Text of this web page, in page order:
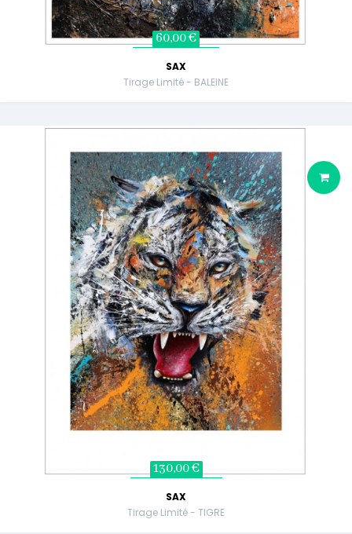
60,00 €
SAX
Tirage Limité - BALEINE
130,00 €
SAX
Tirage Limité - TIGRE